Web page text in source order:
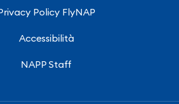
Policy FlyNAP
Accessibilità
NAPP Staff